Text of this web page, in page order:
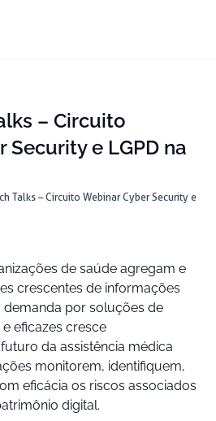
– Circuito
Security e LGPD na
Talks – Circuito Webinar Cyber Security e
de saúde agregam e
crescentes de informações
demanda por soluções de
eficazes cresce
da assistência médica
monitorem, identifiquem,
eficácia os riscos associados
digital.